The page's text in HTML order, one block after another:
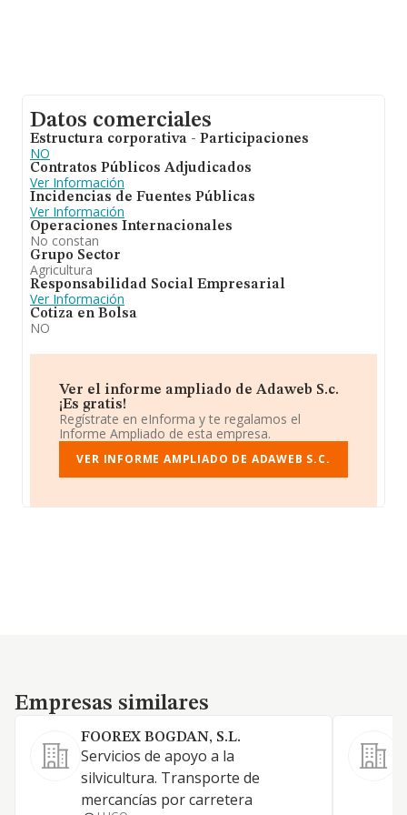
Datos comerciales
Estructura corporativa - Participaciones
NO
Contratos Públicos Adjudicados
Ver Información
Incidencias de Fuentes Públicas
Ver Información
Operaciones Internacionales
No constan
Grupo Sector
Agricultura
Responsabilidad Social Empresarial
Ver Información
Cotiza en Bolsa
NO
Ver el informe ampliado de Adaweb S.c.
¡Es gratis!
Regístrate en eInforma y te regalamos el
Informe Ampliado de esta empresa.
VER INFORME AMPLIADO DE ADAWEB S.C.
Empresas similares
Empresas similares
FOOREX BOGDAN, S.L.
Servicios de apoyo a la
silvicultura. Transporte de
mercancías por carretera